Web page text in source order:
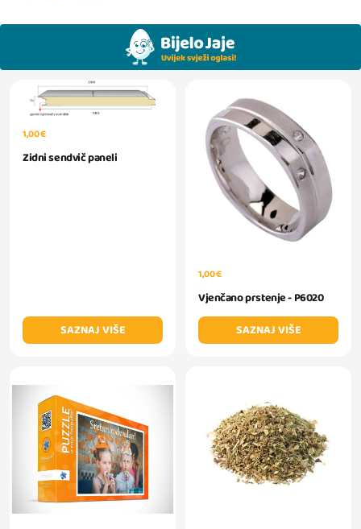
1,00 €
Zidni sendvič paneli
SAZNAJ VIŠE
1,00 €
Vjenčano prstenje - P6020
SAZNAJ VIŠE